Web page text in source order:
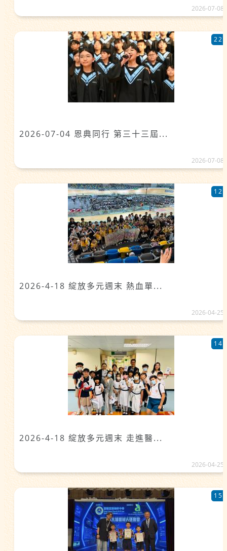
2026-07-08
2026-07-04 恩典同行 第三十三屆...
22
2026-07-08
2026-4-18 綻放多元週末 熱血單...
12
2026-04-25
2026-4-18 綻放多元週末 走進醫...
14
2026-04-25
15